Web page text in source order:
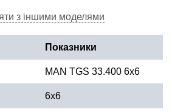
з іншими моделями
Показники
MAN TGS 33.400 6x6
6x6